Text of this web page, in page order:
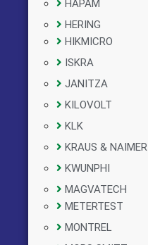
HAPAM
HERING
HIKMICRO
ISKRA
JANITZA
KILOVOLT
KLK
KRAUS & NAIMER
KWUNPHI
MAGVATECH
METERTEST
MONTREL